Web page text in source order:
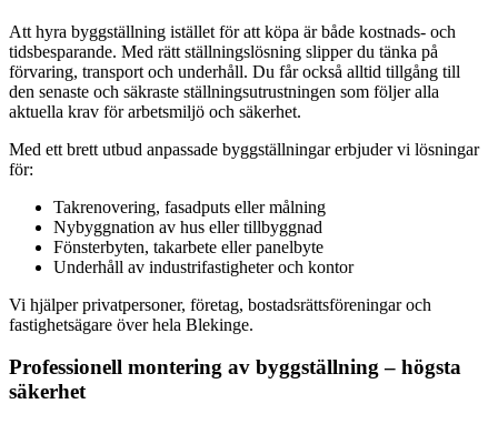
Att hyra byggställning istället för att köpa är både kostnads- och
tidsbesparande. Med rätt ställningslösning slipper du tänka på
förvaring, transport och underhåll. Du får också alltid tillgång till
den senaste och säkraste ställningsutrustningen som följer alla
aktuella krav för arbetsmiljö och säkerhet.
Med ett brett utbud anpassade byggställningar erbjuder vi lösningar
för:
Takrenovering, fasadputs eller målning
Nybyggnation av hus eller tillbyggnad
Fönsterbyten, takarbete eller panelbyte
Underhåll av industrifastigheter och kontor
Vi hjälper privatpersoner, företag, bostadsrättsföreningar och
fastighetsägare över hela Blekinge.
Professionell montering av byggställning – högsta
säkerhet